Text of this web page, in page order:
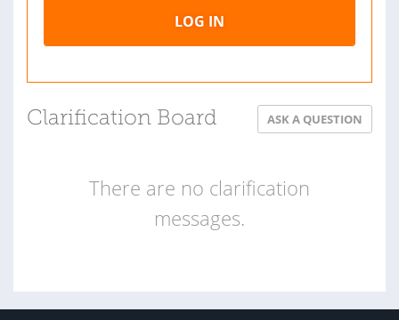
LOG IN
Clarification Board ASK A QUESTION
There are no clarification
messages.